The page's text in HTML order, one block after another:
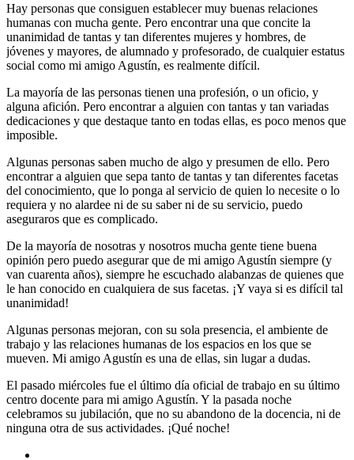
Hay personas que consiguen establecer muy buenas relaciones
humanas con mucha gente. Pero encontrar una que concite la
unanimidad de tantas y tan diferentes mujeres y hombres, de
jóvenes y mayores, de alumnado y profesorado, de cualquier estatus
social como mi amigo Agustín, es realmente difícil.
La mayoría de las personas tienen una profesión, o un oficio, y
alguna afición. Pero encontrar a alguien con tantas y tan variadas
dedicaciones y que destaque tanto en todas ellas, es poco menos que
imposible.
Algunas personas saben mucho de algo y presumen de ello. Pero
encontrar a alguien que sepa tanto de tantas y tan diferentes facetas
del conocimiento, que lo ponga al servicio de quien lo necesite o lo
requiera y no alardee ni de su saber ni de su servicio, puedo
aseguraros que es complicado.
De la mayoría de nosotras y nosotros mucha gente tiene buena
opinión pero puedo asegurar que de mi amigo Agustín siempre (y
van cuarenta años), siempre he escuchado alabanzas de quienes que
le han conocido en cualquiera de sus facetas. ¡Y vaya si es difícil tal
unanimidad!
Algunas personas mejoran, con su sola presencia, el ambiente de
trabajo y las relaciones humanas de los espacios en los que se
mueven. Mi amigo Agustín es una de ellas, sin lugar a dudas.
El pasado miércoles fue el último día oficial de trabajo en su último
centro docente para mi amigo Agustín. Y la pasada noche
celebramos su jubilación, que no su abandono de la docencia, ni de
ninguna otra de sus actividades. ¡Qué noche!